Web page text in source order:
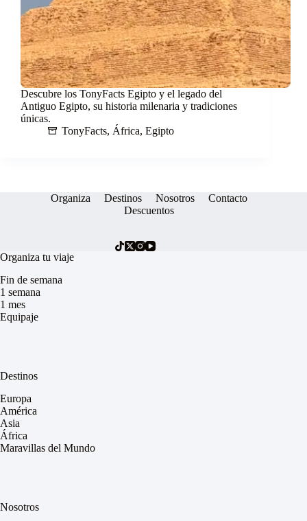
Descubre los TonyFacts Egipto y el legado del
Antiguo Egipto, su historia milenaria y tradiciones
únicas.
TonyFacts, África, Egipto
Organiza Destinos Nosotros
Contacto
Descuentos
Organiza tu viaje
Fin de semana
1 semana
1 mes
Equipaje
Destinos
Europa
América
Asia
África
Maravillas del Mundo
Nosotros